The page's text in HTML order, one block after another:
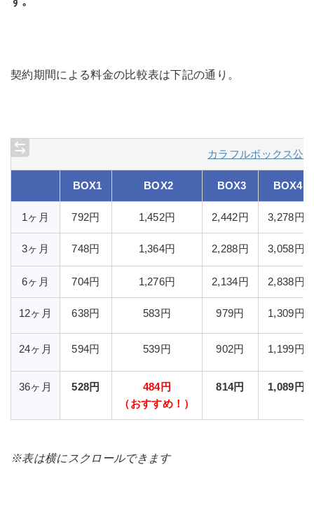
契約期間による料金の比較表は下記の通り。
カラフルボックス公
BOX1 BOX2 BOX3 BOX4
1ヶ月 792円 1,452円 2,442円 3,278円
3ヶ月 748円 1,364円 2,288円 3,058円
6ヶ月 704円 1,276円 2,134円 2,838円
12ヶ月 638円 583円 979円 1,309円
24ヶ月 594円 539円 902円 1,199円
36ヶ月 528円
484円
（おすすめ！）
814円 1,089円
※表は横にスクロールできます